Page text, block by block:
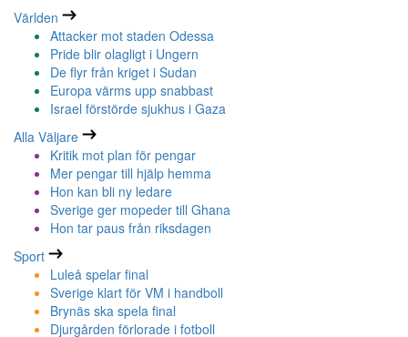
Världen
Attacker mot staden Odessa
Pride blir olagligt i Ungern
De flyr från kriget i Sudan
Europa värms upp snabbast
Israel förstörde sjukhus i Gaza
Alla Väljare
Kritik mot plan för pengar
Mer pengar till hjälp hemma
Hon kan bli ny ledare
Sverige ger mopeder till Ghana
Hon tar paus från riksdagen
Sport
Luleå spelar final
Sverige klart för VM i handboll
Brynäs ska spela final
Djurgården förlorade i fotboll